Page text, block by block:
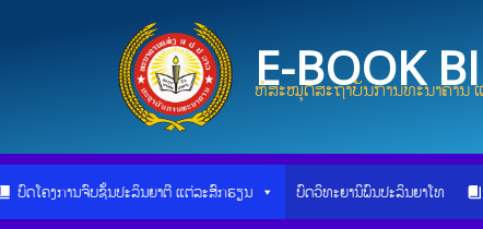
E-BOOK
ຫໍສະໝຸດສະຖາບັນການທະນາຄານ
ບົດໂຄງການຈົບຊັ້ນປະລິນຍາຕີ ແຕ່ລະສົກຮຽນ ບົດວິທະຍານິພົນປະລິນຍາໂທ